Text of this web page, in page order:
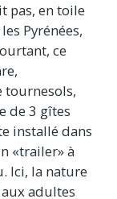
pas, en toile
Pyrénées,
ce
tournesols,
de 3 gîtes
installé dans
«trailer» à
Ici, la nature
adultes